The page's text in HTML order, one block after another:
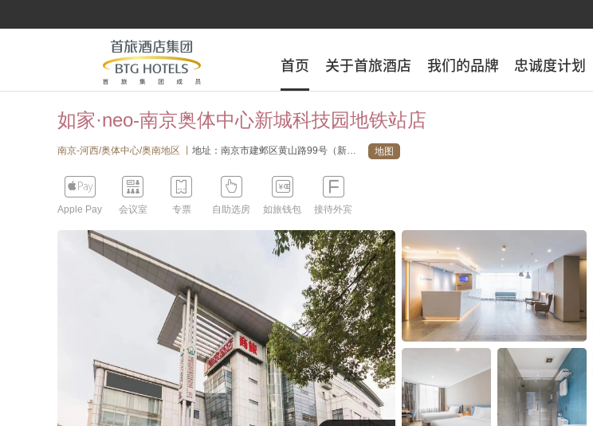
首页 关于首旅酒店 我们的品牌 忠诚度计划
首页 关于首旅酒店 我们的品牌 忠诚度计划
如家·neo-南京奥体中心新城科技园地铁站店
南京-河西/奥体中心/奥南地区 丨 地址：南京市建邺区黄山路99号（新安江街与黄山路交叉口） 地图

Apple Pay

会议室

专票

自助选房

如旅钱包

接待外宾